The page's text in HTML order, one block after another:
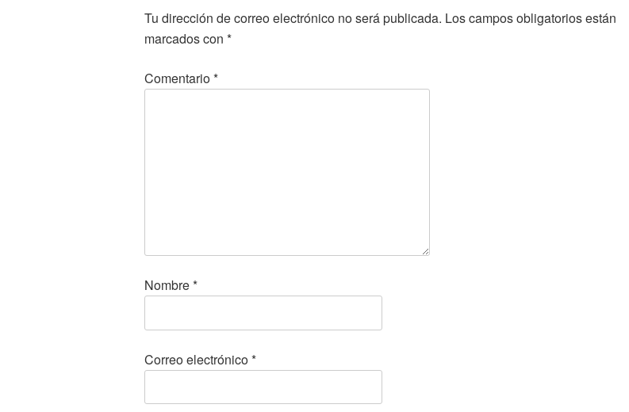
Tu dirección de correo electrónico no será publicada. Los campos obligatorios están
marcados con *
Comentario*
Nombre*
Correo electrónico*